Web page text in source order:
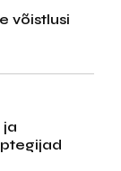
võistlusi
ja